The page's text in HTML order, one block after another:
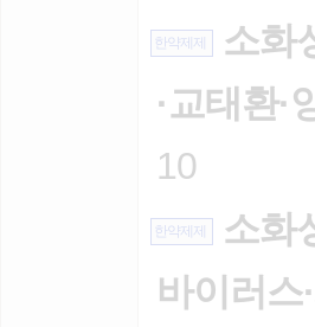
한약제제
소화
·교태환
10
한약제제
소화
바이러